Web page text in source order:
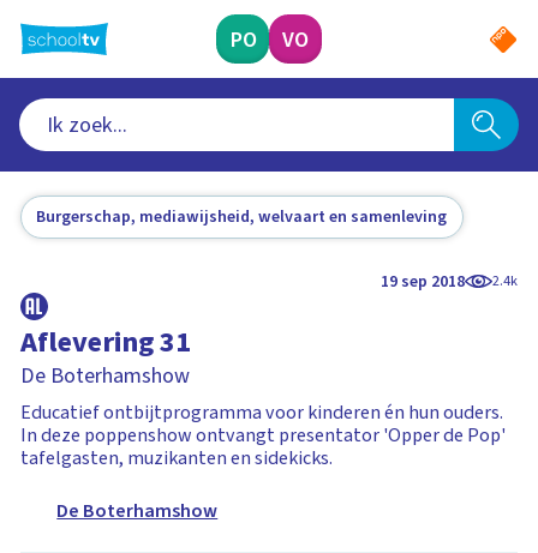
naar
hoofdinhoud
PO VO
Burgerschap, mediawijsheid, welvaart en samenleving
19 sep 2018 2.4k
Aflevering 31
De Boterhamshow
Educatief ontbijtprogramma voor kinderen én hun ouders.
In deze poppenshow ontvangt presentator 'Opper de Pop'
tafelgasten, muzikanten en sidekicks.
De Boterhamshow